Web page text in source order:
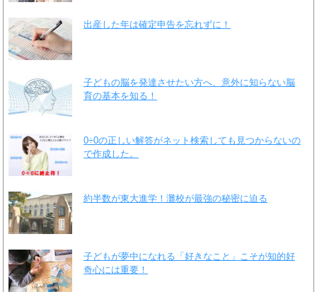
出産した年は確定申告を忘れずに！
子どもの脳を発達させたい方へ、意外に知らない脳
育の基本を知る！
0÷0の正しい解答がネット検索しても見つからないの
で作成した。
約半数が東大進学！灘校が最強の秘密に迫る
子どもが夢中になれる「好きなこと」こそが知的好
奇心には重要！